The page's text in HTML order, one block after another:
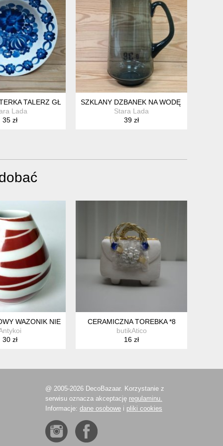
VINTAGE
TALERZ GŁĘBOKI WŁOCŁAWEK PRL VINTAGE
Lada
35 zł
SZKLANY DZBANEK NA WODĘ SOK
Stara Lada
39 zł
MALOWANA
WAZONIK NIEMCY UNTERWEISSBACH RZADKI WZÓR LATA
30 zł
CERAMICZNA TOREBKA *8
butikAtico
16 zł
@ 2005-2026 DecoBazaar. Korzystanie z
serwisu oznacza akceptację regulaminu.
Informacje: dane osobowe i pliki cookies